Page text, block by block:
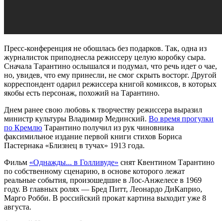
Пресс-конференция не обошлась без подарков. Так, одна из
журналисток приподнесла режиссеру целую коробку сыра.
Сначала Тарантино ослышался и подумал, что речь идет о чае,
но, увидев, что ему принесли, не смог скрыть восторг. Другой
корреспондент одарил режиссера книгой комиксов, в которых
якобы есть персонаж, похожий на Тарантино.
Днем ранее свою любовь к творчеству режиссера выразил
министр культуры Владимир Мединский. Во время прогулки
по Кремлю Тарантино получил из рук чиновника
факсимильное издание первой книги стихов Бориса
Пастернака «Близнец в тучах» 1913 года.
Фильм «Однажды... в Голливуде» снят Квентином Тарантино
по собственному сценарию, в основе которого лежат
реальные события, произошедшие в Лос-Анжелесе в 1969
году. В главных ролях — Бред Питт, Леонардо ДиКаприо,
Марго Робби. В российский прокат картина выходит уже 8
августа.